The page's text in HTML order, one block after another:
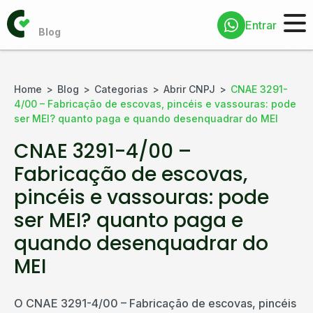
Entrar
Home Blog Categorias Abrir CNPJ
CNAE 3291-
4/00 – Fabricação de escovas, pincéis e vassouras: pode
ser MEI? quanto paga e quando desenquadrar do MEI
CNAE 3291-4/00 –
Fabricação de escovas,
pincéis e vassouras: pode
ser MEI? quanto paga e
quando desenquadrar do
MEI
O CNAE 3291-4/00 – Fabricação de escovas, pincéis